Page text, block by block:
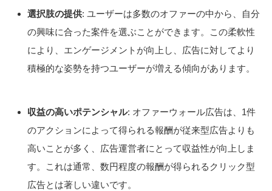
選択肢の提供: ユーザーは多数のオファーの中から、自分
の興味に合った案件を選ぶことができます。この柔軟性
により、エンゲージメントが向上し、広告に対してより
積極的な姿勢を持つユーザーが増える傾向があります。
収益の高いポテンシャル: オファーウォール広告は、1件
のアクションによって得られる報酬が従来型広告よりも
高いことが多く、広告運営者にとって収益性が向上しま
す。これは通常、数円程度の報酬が得られるクリック型
広告とは著しい違いです。